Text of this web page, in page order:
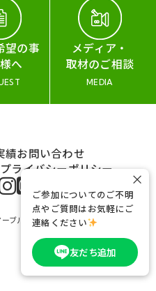
望の事
へ
メディア・
取材のご相談
MEDIA
績お問い合わせ
プライバシーポリシー
ブル&コー
ご参加についてのご不明
点やご質問はお気軽にご
連絡ください
友だち追加
×